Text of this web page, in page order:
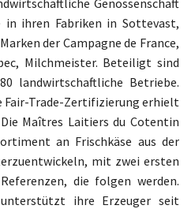
ihren Fabriken in Sottevast,
der Campagne de France,
Milchmeister. Beteiligt sind
landwirtschaftliche Betriebe.
Fair-Trade-Zertifizierung erhielt
Maîtres Laitiers du Cotentin
an Frischkäse aus der
mit zwei ersten
die folgen werden.
unterstützt ihre Erzeuger seit